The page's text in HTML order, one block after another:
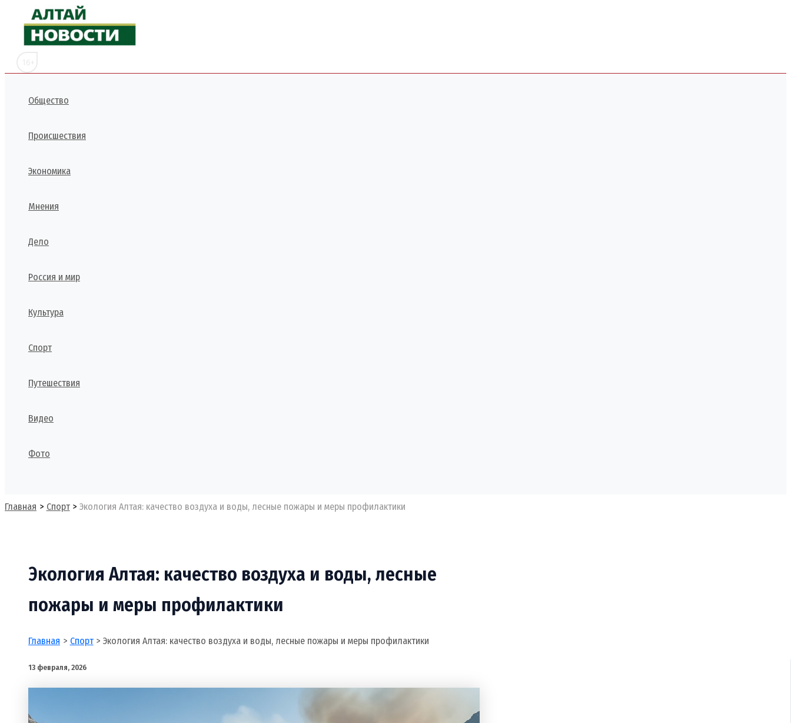
Перейти
содержимому
Общество
Происшествия
Экономика
Мнения
Дело
Россия и мир
Культура
Спорт
Путешествия
Видео
Фото
Главная Спорт Экология Алтая: качество воздуха и воды, лесные пожары и меры профилактики
Экология Алтая: качество воздуха и воды, лесные
пожары и меры профилактики
Главная Спорт Экология Алтая: качество воздуха и воды, лесные пожары и меры профилактики
13 февраля, 2026